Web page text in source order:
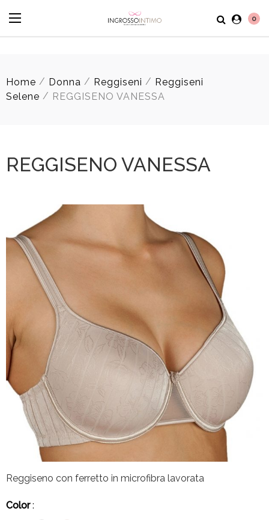
0
Home / Donna / Reggiseni / Reggiseni
Selene / REGGISENO VANESSA
REGGISENO VANESSA
Reggiseno con ferretto in microfibra lavorata
Color: